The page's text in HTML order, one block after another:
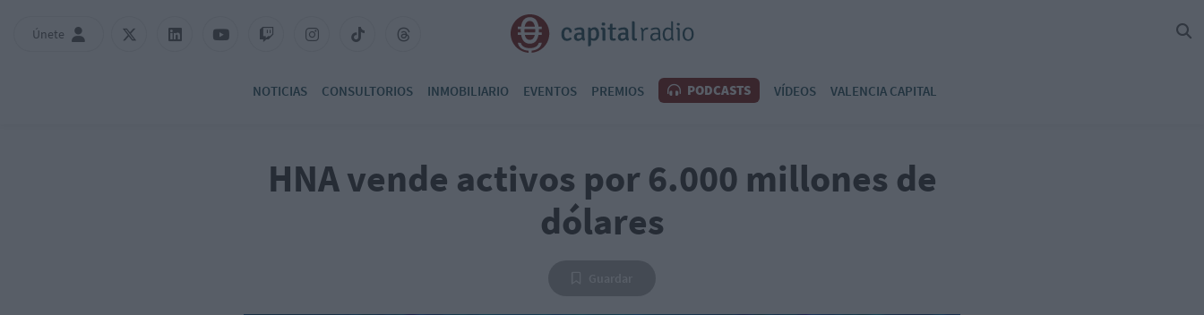
Únete
NOTICIAS CONSULTORIOS INMOBILIARIO EVENTOS PREMIOS PODCASTS VÍDEOS VALENCIA CAPITAL
HNA vende activos por 6.000 millones de
dólares